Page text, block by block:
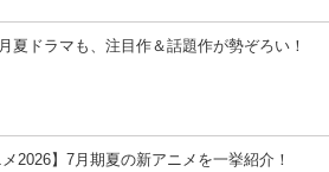
夏ドラマも、注目作＆話題作が勢ぞろい！
メ2026】7月期夏の新アニメを一挙紹介！